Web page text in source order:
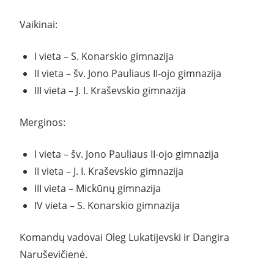
Vaikinai:
I vieta – S. Konarskio gimnazija
II vieta – šv. Jono Pauliaus II-ojo gimnazija
III vieta – J. I. Kraševskio gimnazija
Merginos:
I vieta – šv. Jono Pauliaus II-ojo gimnazija
II vieta – J. I. Kraševskio gimnazija
III vieta – Mickūnų gimnazija
IV vieta – S. Konarskio gimnazija
Komandų vadovai Oleg Lukatijevski ir Dangira
Naruševičienė.